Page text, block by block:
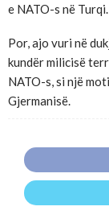
e NATO-s në Turqi.
Por, ajo vuri në
kundër milicisë
NATO-s, si një
Gjermanisë.